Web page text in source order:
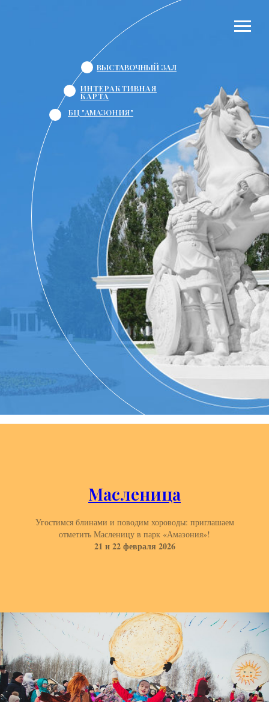
ИНТЕРАКТИВНАЯ
КАРТА
ВЫСТАВОЧНЫЙ ЗАЛ
БЦ "АМАЗОНИЯ"
Масленица
Угостимся блинами и поводим хороводы: приглашаем
отметить Масленицу в парк «Амазония»!
21 и 22 февраля 2026